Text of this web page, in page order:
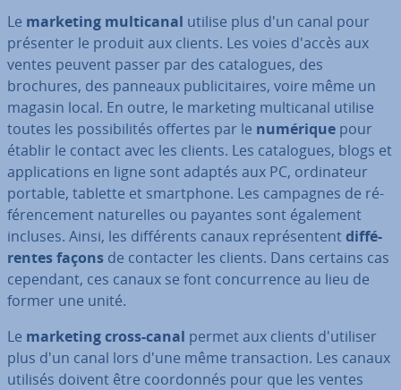
Le marketing mul­ti­ca­nal utilise plus d'un canal pour
présenter le produit aux clients. Les voies d'accès aux
ventes peuvent passer par des ca­ta­logues, des
brochures, des panneaux pu­bli­ci­taires, voire même un
magasin local. En outre, le marketing mul­ti­ca­nal utilise
toutes les pos­si­bi­li­tés offertes par le numérique pour
établir le contact avec les clients. Les ca­ta­logues, blogs et
ap­pli­ca­tions en ligne sont adaptés aux PC, or­di­na­teur
portable, tablette et smart­phone. Les campagnes de ré­
fé­ren­ce­ment na­tu­relles ou payantes sont également
incluses. Ainsi, les dif­fé­rents canaux re­pré­sen­tentdif­fé­
rentes façons de contacter les clients. Dans certains cas
cependant, ces canaux se font con­cur­rence au lieu de
former une unité.
Le marketing cross-canal permet aux clients d'uti­li­ser
plus d'un canal lors d'une même tran­sac­tion. Les canaux
utilisés doivent être coor­don­nés pour que les ventes